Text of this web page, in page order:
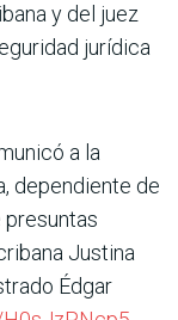
y del juez
jurídica
a la
dependiente de
presuntas
Justina
Édgar